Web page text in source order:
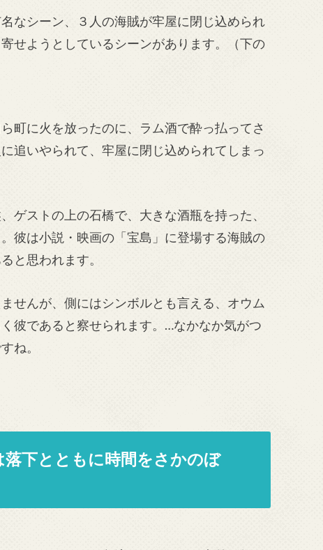
なシーン、３人の海賊が牢屋に閉じ込められ
せようとしているシーンがあります。（下の
町に火を放ったのに、ラム酒で酔っ払ってさ
追いやられて、牢屋に閉じ込められてしまっ
ゲストの上の石橋で、大きな酒瓶を持った、
彼は小説・映画の「宝島」に登場する海賊の
と思われます。
せんが、側にはシンボルとも言える、オウム
彼であると察せられます。…なかなか気がつ
ね。
下とともに時間をさかのぼ